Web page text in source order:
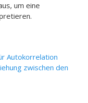
um eine
Autokorrelation
zwischen den